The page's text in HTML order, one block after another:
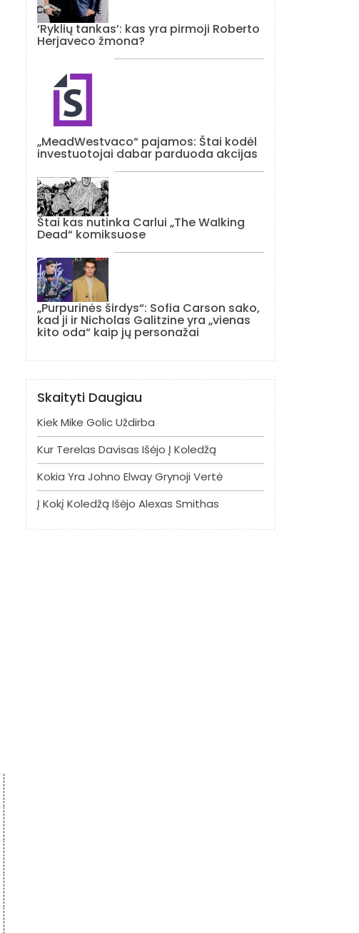
‘Ryklių tankas’: kas yra pirmoji Roberto
Herjaveco žmona?
„MeadWestvaco“ pajamos: Štai kodėl
investuotojai dabar parduoda akcijas
Štai kas nutinka Carlui „The Walking
Dead“ komiksuose
„Purpurinės širdys“: Sofia Carson sako,
kad ji ir Nicholas Galitzine yra „vienas
kito oda“ kaip jų personažai
Skaityti Daugiau
Kiek Mike Golic Uždirba
Kur Terelas Davisas Išėjo Į Koledžą
Kokia Yra Johno Elway Grynoji Vertė
Į Kokį Koledžą Išėjo Alexas Smithas